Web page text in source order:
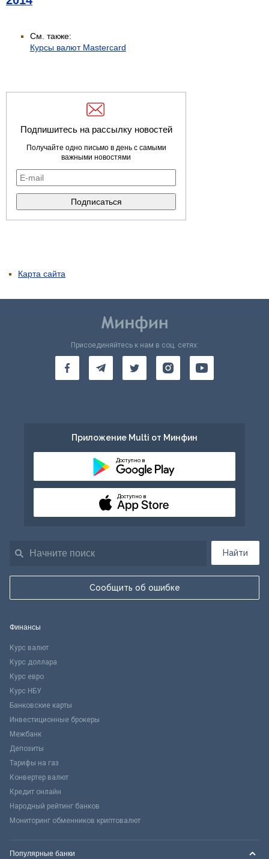
См. также:
Курсы валют Mastercard
Подпишитесь на рассылку новостей
Получайте одно письмо в день с самыми
важными новостями
Карта сайта
Найти
Сообщить об ошибке
Присоединяйтесь к нам в соц. сетях:
Приложение Multi от Минфин
Доступно в
Доступно в
Финансы
Курс валют
Курс доллара
Курс евро
Курс НБУ
Банковские карты
Инвестиционные брокеры
Межбанк
Депозиты
Тарифы на газ
Конвертер валют
Кредит онлайн
Народный рейтинг банков
Мониторинг обменников криптовалют
Популярные банки